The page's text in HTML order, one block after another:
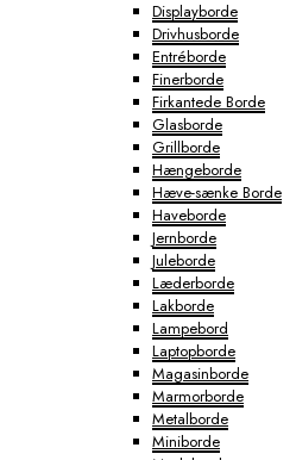
Displayborde
Drivhusborde
Entréborde
Finerborde
Firkantede Borde
Glasborde
Grillborde
Hængeborde
Hæve-sænke Borde
Haveborde
Jernborde
Juleborde
Læderborde
Lakborde
Lampebord
Laptopborde
Magasinborde
Marmorborde
Metalborde
Miniborde